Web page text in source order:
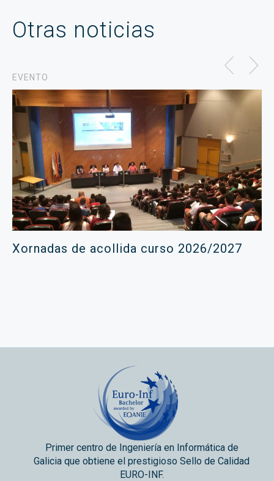
Otras noticias
EVENTO
Xornadas de acollida curso 2026/2027
Primer centro de Ingeniería en Informática de
Galicia que obtiene el prestigioso Sello de Calidad
EURO-INF.